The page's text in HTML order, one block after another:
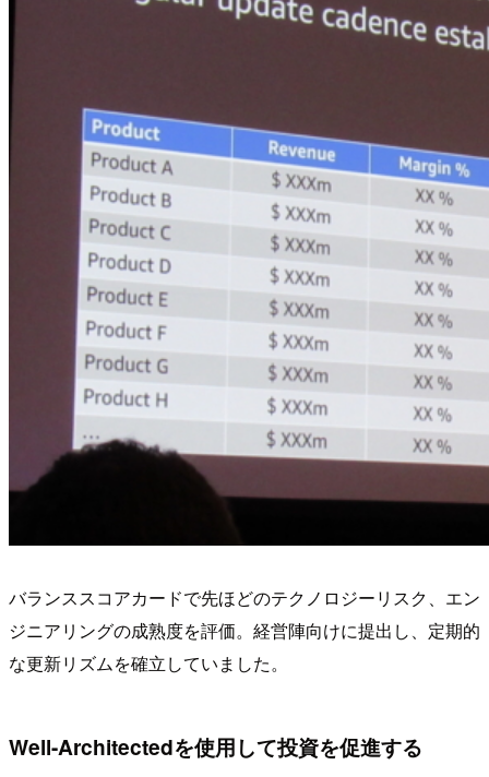
バランススコアカードで先ほどのテクノロジーリスク、エン
ジニアリングの成熟度を評価。経営陣向けに提出し、定期的
な更新リズムを確立していました。
Well-Architectedを使用して投資を促進する